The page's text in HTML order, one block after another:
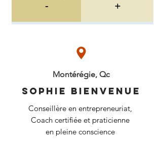
- +
Montérégie, Qc
Sophie bienvenue
Conseillère en entrepreneuriat,
Coach certifiée et praticienne
en pleine conscience